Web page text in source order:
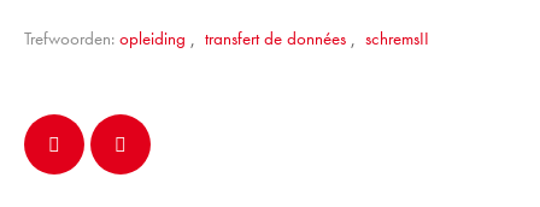
Trefwoorden: opleiding , transfert de données , schremsII